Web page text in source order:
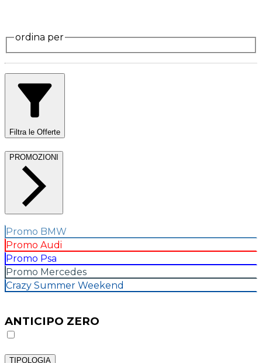
ordina per
Filtra le Offerte
PROMOZIONI
Promo BMW
Promo Audi
Promo Psa
Promo Mercedes
Crazy Summer Weekend
ANTICIPO ZERO
TIPOLOGIA